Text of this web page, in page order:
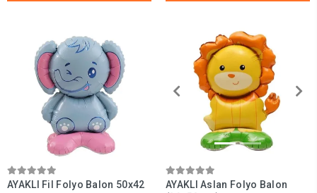
AYAKLI Fil Folyo Balon 50x42
AYAKLI Aslan Folyo Balon